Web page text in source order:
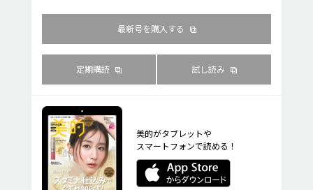
最新号を購入する
定期購読 試し読み
美的がタブレットや
スマートフォンで読める！